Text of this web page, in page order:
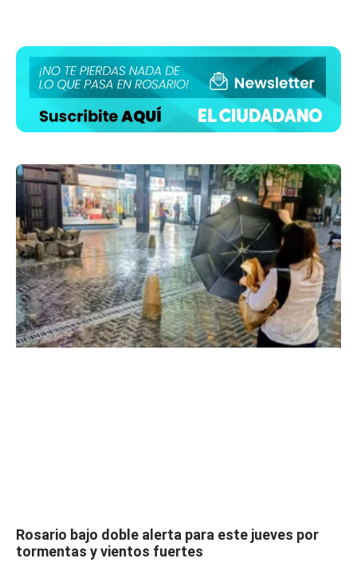
Rosario bajo doble alerta para este jueves por
tormentas y vientos fuertes